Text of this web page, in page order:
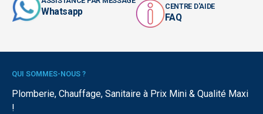
Whatsapp CENTRE D'AIDE
FAQ
QUI SOMMES-NOUS ?
Plomberie, Chauffage, Sanitaire à Prix Mini & Qualité Maxi
!